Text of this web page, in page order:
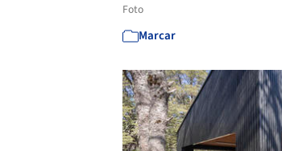
Foto
Marcar